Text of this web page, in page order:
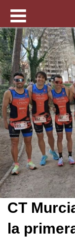
CT
la